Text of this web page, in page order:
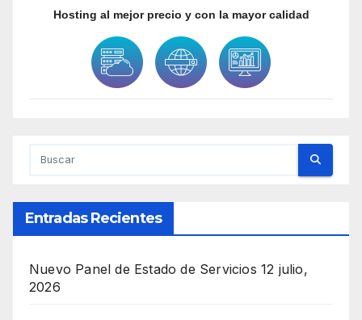
Hosting al mejor precio y con la mayor calidad
Entradas Recientes
Nuevo Panel de Estado de Servicios 12 julio,
2026